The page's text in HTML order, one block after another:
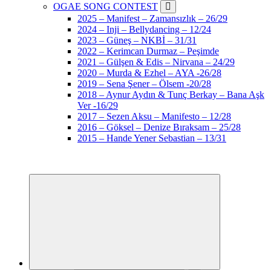
OGAE SONG CONTEST
2025 – Manifest – Zamansızlık – 26/29
2024 – Inji – Bellydancing – 12/24
2023 – Güneş – NKBİ – 31/31
2022 – Kerimcan Durmaz – Peşimde
2021 – Gülşen & Edis – Nirvana – 24/29
2020 – Murda & Ezhel – AYA -26/28
2019 – Sena Şener – Ölsem -20/28
2018 – Aynur Aydın & Tunç Berkay – Bana Aşk
Ver -16/29
2017 – Sezen Aksu – Manifesto – 12/28
2016 – Göksel – Denize Bıraksam – 25/28
2015 – Hande Yener Sebastian – 13/31